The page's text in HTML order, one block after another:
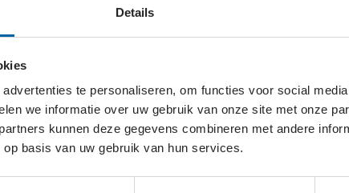
Details
te personaliseren, om functies voor social
we informatie over uw gebruik van onze site met onze
kunnen deze gegevens combineren met andere
basis van uw gebruik van hun services.
ouderen en gehandicapten in Sri Lanka in hun
bedden, rolstoelen en schoolmeubilair.